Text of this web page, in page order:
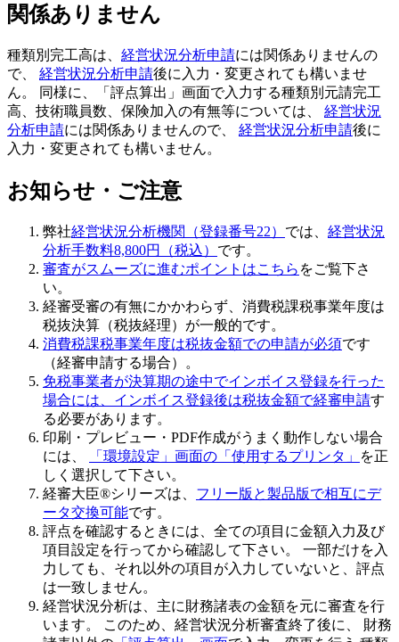
関係ありません
種類別完工高は、 経営状況分析申請には関係ありませんの
で、 経営状況分析申請後に入力・変更されても構いませ
ん。 同様に、「評点算出」画面で入力する種類別元請完工
高、技術職員数、保険加入の有無等については、 経営状況
分析申請には関係ありませんので、 経営状況分析申請後に
入力・変更されても構いません。
お知らせ・ご注意
弊社経営状況分析機関（登録番号22） では、 経営状況
分析手数料8,800円（税込） です。
審査がスムーズに進むポイントはこちら をご覧下さ
い。
経審受審の有無にかかわらず、 消費税課税事業年度は
税抜決算（税抜経理） が一般的です。
消費税課税事業年度は税抜金額での申請が必須です
（経審申請する場合）。
免税事業者が決算期の途中でインボイス登録を行った
場合には、インボイス登録後は税抜金額で経審申請す
る必要があります。
印刷・プレビュー・PDF作成がうまく動作しない場合
には、
「環境設定」画面の「使用するプリンタ」
を正
しく選択して下さい。
経審大臣®シリーズは、 フリー版と製品版で相互にデ
ータ交換可能です。
評点を確認するときには、全ての項目に金額入力及び
項目設定を行ってから確認して下さい。 一部だけを入
力しても、それ以外の項目が入力していないと、評点
は一致しません。
経営状況分析は、主に財務諸表の金額を元に審査を行
います。 このため、 経営状況分析審査終了後に、 財務